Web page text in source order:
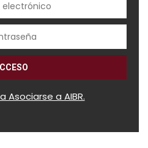
Asociarse a AIBR.